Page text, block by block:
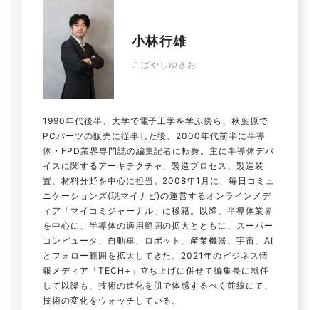
小林行雄
こばやしゆきお
1990年代後半、大学で電子工学を学ぶ傍ら、秋葉原で
PCパーツの販売に従事した後、2000年代前半に半導
体・FPD業界専門誌の編集記者に転身。主に半導体デバ
イスに関するアーキテクチャ、製造プロセス、製造装
置、材料分野を中心に担当。2008年1月に、毎日コミュ
ニケーションズ(現マイナビ)の運営するオンラインメデ
ィア「マイコミジャーナル」に移籍。以降、半導体業界
を中心に、半導体の適用範囲の拡大とともに、スーパー
コンピュータ、自動車、ロボット、産業機器、宇宙、AI
とフォロー範囲を拡大してきた。2021年のビジネス情
報メディア「TECH+」立ち上げに併せて編集長に就任
して以降も、技術の進化を肌で体感するべく前線にて、
技術の変化をウォッチしている。